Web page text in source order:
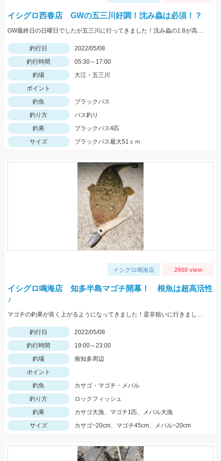
イシグロ西春店 GWの五三川好調！沈み蟲は必須！？
GW最終日の日曜日でしたが五三川に行ってきました！沈み蟲の1.8が高反応でした！沈み蟲1.8のズル引きで釣果を出せてオフセットフックなので根掛かりも少なくてオススメですよ！
釣行日
2022/05/08
釣行時間
05:30～17:00
釣場
大江・五三川
ポイント
釣魚
ブラックバス
釣り方
バス釣り
釣果
ブラックバス4匹
サイズ
ブラックバス最大51ｃｍ
イシグロ鳴海店 2900 view
イシグロ鳴海店 知多半島マゴチ開幕！ 根魚は超高活性
♪
マゴチの釣果が良く上がるようになってきました！是非狙いに行きましょう♪
釣行日
2022/05/08
釣行時間
19:00～23:00
釣場
南知多周辺
ポイント
釣魚
カサゴ・マゴチ・メバル
釣り方
ロックフィッシュ
釣果
カサゴ大漁、マゴチ1匹、メバル大漁
サイズ
カサゴ~20cm、マゴチ45cm、メバル~20cm